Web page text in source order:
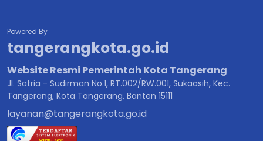
Powered By
tangerangkota.go.id
Website Resmi Pemerintah Kota Tangerang
Jl. Satria - Sudirman No.1, RT.002/RW.001, Sukaasih, Kec.
Tangerang, Kota Tangerang, Banten 15111
layanan@tangerangkota.go.id